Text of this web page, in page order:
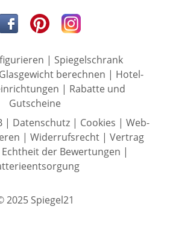
| Spiegelschrank
Glasgewicht berechnen | Hotel-
| Rabatte und
Gutscheine
| Datenschutz| Cookies | Web-
| Widerrufsrecht| Vertrag
Echtheit der Bewertungen |
2025 Spiegel21